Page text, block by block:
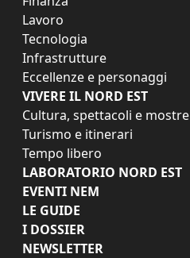
Lavoro
Tecnologia
Infrastrutture
Eccellenze e personaggi
VIVERE IL NORD EST
Cultura, spettacoli e mostre
Turismo e itinerari
Tempo libero
LABORATORIO NORD EST
EVENTI NEM
LE GUIDE
I DOSSIER
NEWSLETTER